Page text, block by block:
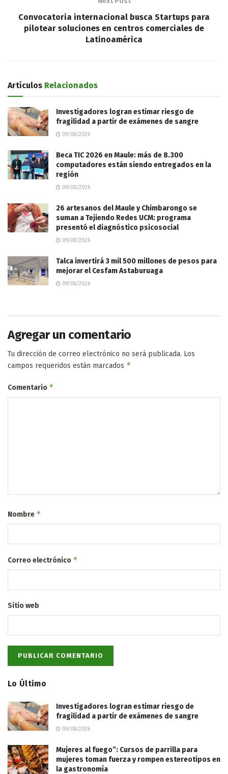
Convocatoria internacional busca Startups para
pilotear soluciones en centros comerciales de
Latinoamérica
Artículos Relacionados
Investigadores logran estimar riesgo de
fragilidad a partir de exámenes de sangre
09/08/2026
Beca TIC 2026 en Maule: más de 8.300
computadores están siendo entregados en la
región
09/08/2026
26 artesanos del Maule y Chimbarongo se
suman a Tejiendo Redes UCM: programa
presentó el diagnóstico psicosocial
09/08/2026
Talca invertirá 3 mil 500 millones de pesos para
mejorar el Cesfam Astaburuaga
09/08/2026
Agregar un comentario
Tu dirección de correo electrónico no será publicada. Los
campos requeridos están marcados *
Comentario *
Nombre *
Correo electrónico *
Sitio web
Lo Último
Investigadores logran estimar riesgo de
fragilidad a partir de exámenes de sangre
09/08/2026
Mujeres al fuego”: Cursos de parrilla para
mujeres toman fuerza y rompen estereotipos en
la gastronomía